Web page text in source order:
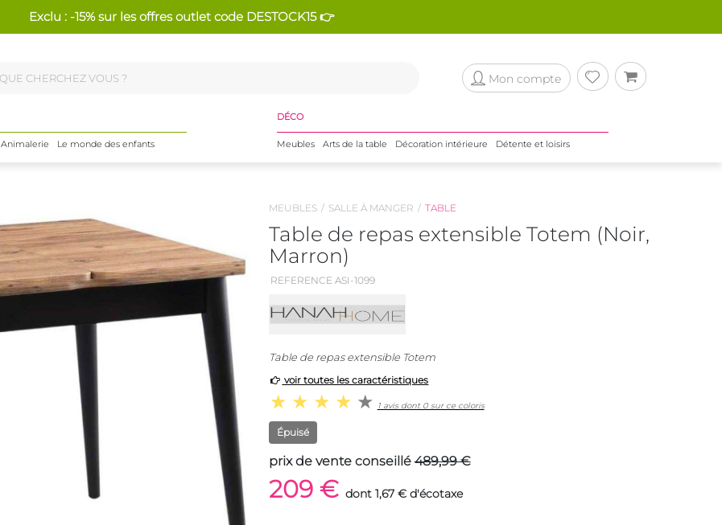
Exclu : -15% sur les offres outlet code DESTOCK15 👉
Mon compte
Animalerie Le monde des enfants
DÉCO
Meubles Arts de la table Décoration intérieure Détente et loisirs
MEUBLES SALLE À MANGER TABLE
Table de repas extensible Totem (Noir,
Marron)
REFERENCE ASI-1099
Table de repas extensible Totem
voir toutes les caractéristiques
1 avis dont 0 sur ce coloris
Épuisé
prix de vente conseillé489,99 €
209 € dont 1,67 € d'écotaxe